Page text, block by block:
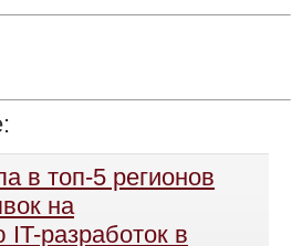
в топ-5 регионов
на
IT-разработок в